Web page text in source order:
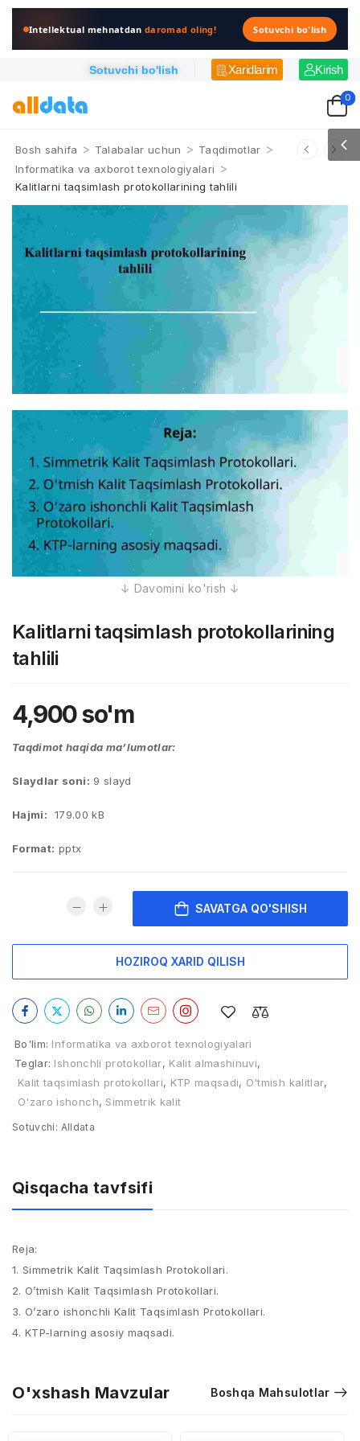
Intellektual mehnatdandaromad oling! Sotuvchi bo'lish
Sotuvchi bo'lish Xaridlarim Kirish
0
Bosh sahifa > Talabalar uchun > Taqdimotlar >
Informatika va axborot texnologiyalari >
Kalitlarni taqsimlash protokollarining tahlili
Kalitlarni taqsimlash protokollarining
tahlili
4,900so'm
Taqdimot haqida ma’lumotlar:
Slaydlar soni: 9 slayd
Hajmi: 179.00 kB
Format: pptx
SAVATGA QO'SHISH
HOZIROQ XARID QILISH
Bo'lim: Informatika va axborot texnologiyalari
Teglar: Ishonchli protokollar, Kalit almashinuvi,
Kalit taqsimlash protokollari, KTP maqsadi, O'tmish kalitlar,
O'zaro ishonch, Simmetrik kalit
Sotuvchi: Alldata
Qisqacha tavfsifi
Reja:
1. Simmetrik Kalit Taqsimlash Protokollari.​
2. O’tmish Kalit Taqsimlash Protokollari.​
3. O’zaro ishonchli Kalit Taqsimlash Protokollari.​
4. KTP-larning asosiy maqsadi.
O'xshash Mavzular Boshqa Mahsulotlar